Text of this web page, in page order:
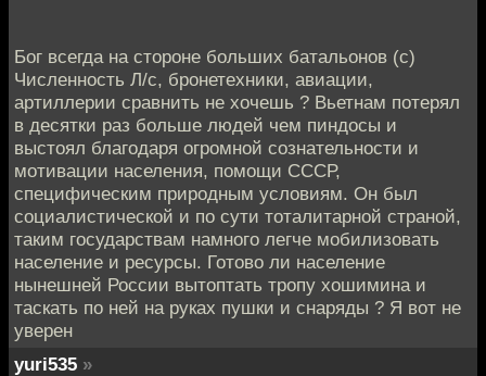
Бог всегда на стороне больших батальонов (с)
Численность Л/с, бронетехники, авиации,
артиллерии сравнить не хочешь ? Вьетнам потерял
в десятки раз больше людей чем пиндосы и
выстоял благодаря огромной сознательности и
мотивации населения, помощи СССР,
специфическим природным условиям. Он был
социалистической и по сути тоталитарной страной,
таким государствам намного легче мобилизовать
население и ресурсы. Готово ли население
нынешней России вытоптать тропу хошимина и
таскать по ней на руках пушки и снаряды ? Я вот не
уверен
yuri535 »